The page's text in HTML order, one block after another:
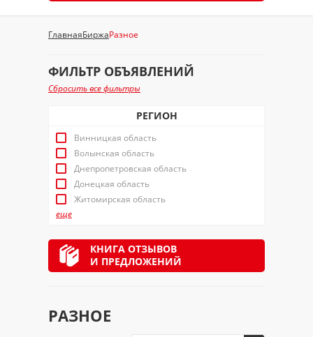
ГлавнаяБиржаРазное
ФИЛЬТР ОБЪЯВЛЕНИЙ
Сбросить все фильтры
РЕГИОН
Винницкая область
Волынская область
Днепропетровская область
Донецкая область
Житомирская область
еще
КНИГА ОТЗЫВОВ
И ПРЕДЛОЖЕНИЙ
РАЗНОЕ